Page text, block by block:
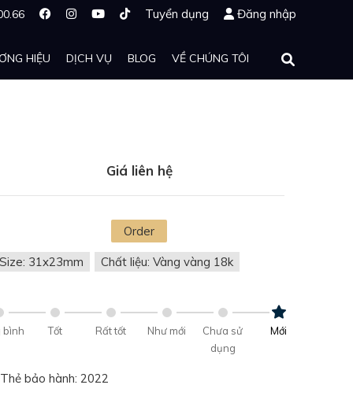
Tuyển dụng Đăng nhập
HIỆU DỊCH VỤ BLOG VỀ CHÚNG TÔI
Giá liên hệ
Order
Size: 31x23mm Chất liệu: Vàng vàng 18k
bình Tốt Rất tốt Như mới
Chưa sử
dụng
Mới
Thẻ bảo hành: 2022